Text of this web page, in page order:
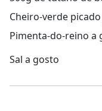
Cheiro-verde
Pimenta-do-reino a
Sal a gosto